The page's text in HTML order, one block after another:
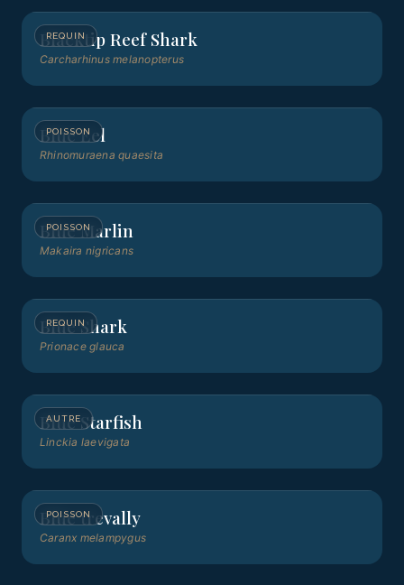
REQUIN
Blacktip Reef Shark
Carcharhinus melanopterus
POISSON
Blue Eel
Rhinomuraena quaesita
POISSON
Blue Marlin
Makaira nigricans
REQUIN
Blue Shark
Prionace glauca
AUTRE
Blue Starfish
Linckia laevigata
POISSON
Blue trevally
Caranx melampygus